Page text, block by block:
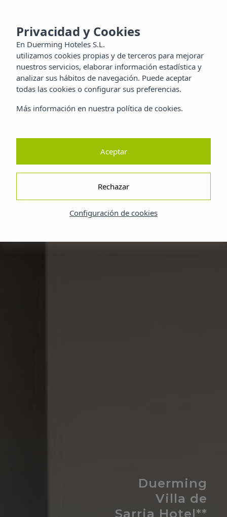
Duerming
Villa de
Sarria Hotel**
Privacidad y Cookies
En Duerming Hoteles S.L.
utilizamos cookies propias y de terceros para mejorar
nuestros servicios, elaborar información estadística y
analizar sus hábitos de navegación. Puede aceptar
todas las cookies o configurar sus preferencias.
Más información en nuestra política de cookies.
Configuración de cookies
Rechazar
Aceptar